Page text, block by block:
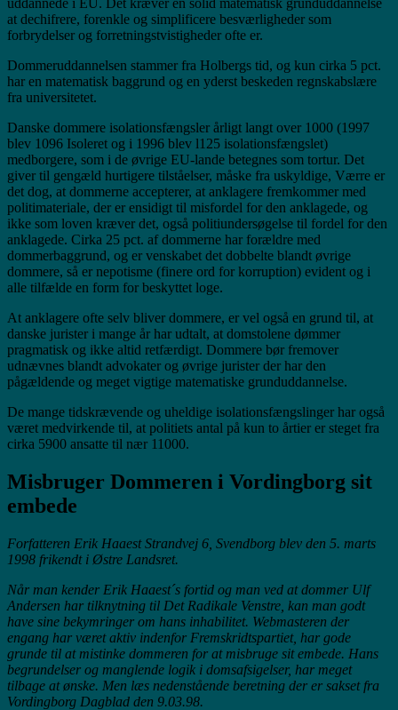
uddannede i EU. Det kræver en solid matematisk grunduddannelse
at dechifrere, forenkle og simplificere besværligheder som
forbrydelser og forretningstvistigheder ofte er.
Dommeruddannelsen stammer fra Holbergs tid, og kun cirka 5 pct.
har en matematisk baggrund og en yderst beskeden regnskabslære
fra universitetet.
Danske dommere isolationsfængsler årligt langt over 1000 (1997
blev 1096 Isoleret og i 1996 blev l125 isolationsfængslet)
medborgere, som i de øvrige EU-lande betegnes som tortur. Det
giver til gengæld hurtigere tilståelser, måske fra uskyldige, Værre er
det dog, at dommerne accepterer, at anklagere fremkommer med
politimateriale, der er ensidigt til misfordel for den anklagede, og
ikke som loven kræver det, også politiundersøgelse til fordel for den
anklagede. Cirka 25 pct. af dommerne har forældre med
dommerbaggrund, og er venskabet det dobbelte blandt øvrige
dommere, så er nepotisme (finere ord for korruption) evident og i
alle tilfælde en form for beskyttet loge.
At anklagere ofte selv bliver dommere, er vel også en grund til, at
danske jurister i mange år har udtalt, at domstolene dømmer
pragmatisk og ikke altid retfærdigt. Dommere bør fremover
udnævnes blandt advokater og øvrige jurister der har den
pågældende og meget vigtige matematiske grunduddannelse.
De mange tidskrævende og uheldige isolationsfængslinger har også
været medvirkende til, at politiets antal på kun to årtier er steget fra
cirka 5900 ansatte til nær 11000.
Misbruger Dommeren i Vordingborg sit
embede
Forfatteren Erik Haaest Strandvej 6, Svendborg blev den 5. marts
1998 frikendt i Østre Landsret.
Når man kender Erik Haaest´s fortid og man ved at dommer Ulf
Andersen har tilknytning til Det Radikale Venstre, kan man godt
have sine bekymringer om hans inhabilitet. Webmasteren der
engang har været aktiv indenfor Fremskridtspartiet, har gode
grunde til at mistinke dommeren for at misbruge sit embede. Hans
begrundelser og manglende logik i domsafsigelser, har meget
tilbage at ønske. Men læs nedenstående beretning der er sakset fra
Vordingborg Dagblad den 9.03.98.